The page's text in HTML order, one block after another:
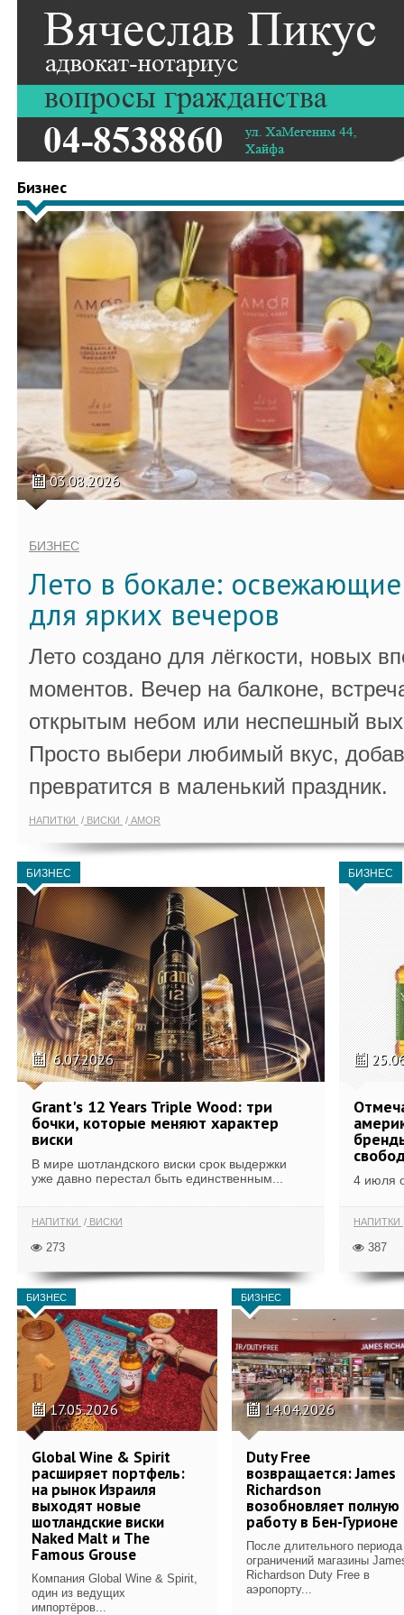
Бизнес
03.08.2026
БИЗНЕС
Лето в бокале:
для ярких вечеров
Лето создано для лёгкости, новых
моментов. Вечер на балконе,
открытым небом или неспешный
Просто выбери любимый вкус,
превратится в маленький праздник.
НАПИТКИ ВИСКИ AMOR
БИЗНЕС
6.07.2026
Grant's 12 Years Triple Wood: три
бочки, которые меняют характер
виски
В мире шотландского виски срок выдержки
уже давно перестал быть единственным...
НАПИТКИ ВИСКИ
273
БИЗНЕС
4 июля
НАПИТКИ
387
БИЗНЕС
17.05.2026
Global Wine & Spirit
расширяет портфель:
на рынок Израиля
выходят новые
шотландские виски
Naked Malt и The
Famous Grouse
Компания Global Wine & Spirit,
один из ведущих
импортёров...
БИЗНЕС
14.04.2026
Duty Free
возвращается: James
Richardson
возобновляет полную
работу в Бен-Гурионе
После длительного периода
ограничений магазины
Richardson Duty Free в
аэропорту...